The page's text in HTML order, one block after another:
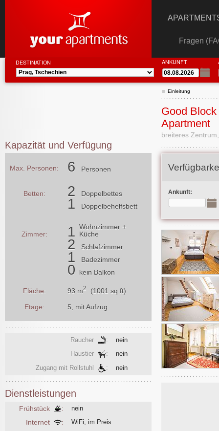
Fragen
DESTINATION ANKUNFT
Einleitung
Good
Apartment
breiteres
Ankunft:
Kapazität und Verfügung
Max. Personen: 6 Personen
Betten: 2 Doppelbettes
1 Doppelbehelfsbett
Zimmer: 1 Wohnzimmer +
Küche
2 Schlafzimmer
1 Badezimmer
0 kein Balkon
Fläche: 93 m2 (1001 sq ft)
Etage: 5, mit Aufzug
Raucher :
nein
Haustier
:
nein
Zugang mit Rollstuhl
: nein
Dienstleistungen
Frühstück : nein
Internet : WiFi, im Preis